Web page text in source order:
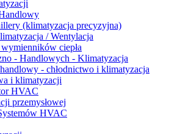
(klimatyzacja precyzyjna)
/ Wentylacja
ciepła
- Handlowych - Klimatyzacja
- chłodnictwo i klimatyzacja
i klimatyzacji
HVAC
przemysłowej
HVAC